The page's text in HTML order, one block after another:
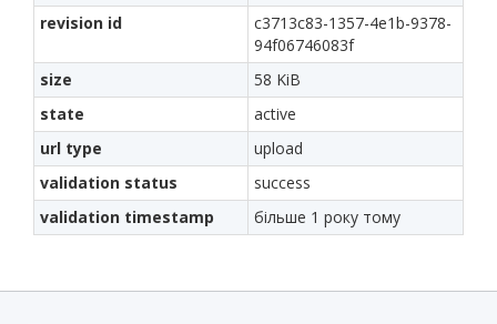
revision id
c3713c83-1357-4e1b-9378-
94f06746083f
size
58 KiB
state
active
url type
upload
validation status
success
validation timestamp
більше 1 року тому